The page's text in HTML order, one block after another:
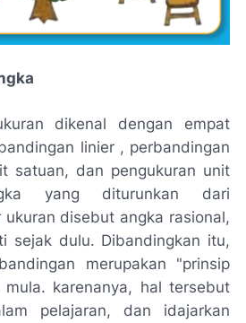
dikenal dengan empat
linier , perbandingan
satuan, dan pengukuran unit
yang diturunkan dari
disebut angka rasional,
sejak dulu. Dibandingkan itu,
merupakan "prinsip
karenanya, hal tersebut
pelajaran, dan idajarkan